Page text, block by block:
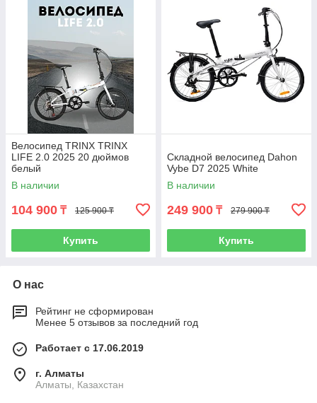
Велосипед TRINX TRINX
LIFE 2.0 2025 20 дюймов
белый
В наличии
104 900 ₸ 125 900 ₸
Купить
Складной велосипед Dahon
Vybe D7 2025 White
В наличии
249 900 ₸ 279 900 ₸
Купить
О нас
Рейтинг не сформирован
Менее 5 отзывов за последний год
Работает с 17.06.2019
г. Алматы
Алматы, Казахстан